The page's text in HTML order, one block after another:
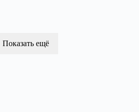
Показать ещё